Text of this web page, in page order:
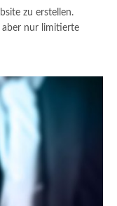
zu erstellen.
aber nur limitierte